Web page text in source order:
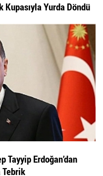
Yurda Döndü
Tayyip Erdoğan’dan
Tebrik